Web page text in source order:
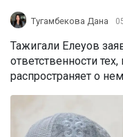
Тугамбекова Дана
Тажигали Елеуов
ответственности
распространяет о